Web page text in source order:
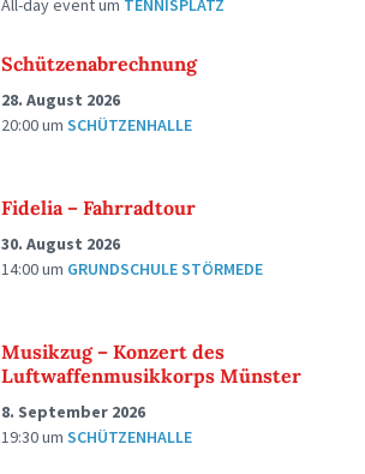
All-day eventum TENNISPLATZ
Schützenabrechnung
28. August 2026
20:00um SCHÜTZENHALLE
Fidelia – Fahrradtour
30. August 2026
14:00um GRUNDSCHULE STÖRMEDE
Musikzug – Konzert des
Luftwaffenmusikkorps Münster
8. September 2026
19:30um SCHÜTZENHALLE